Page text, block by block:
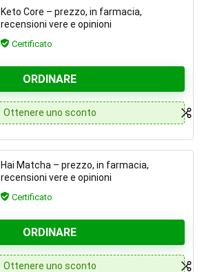
Keto Core – prezzo, in farmacia,
recensioni vere e opinioni
Certificato
ORDINARE
Ottenere uno sconto
Hai Matcha – prezzo, in farmacia,
recensioni vere e opinioni
Certificato
ORDINARE
Ottenere uno sconto